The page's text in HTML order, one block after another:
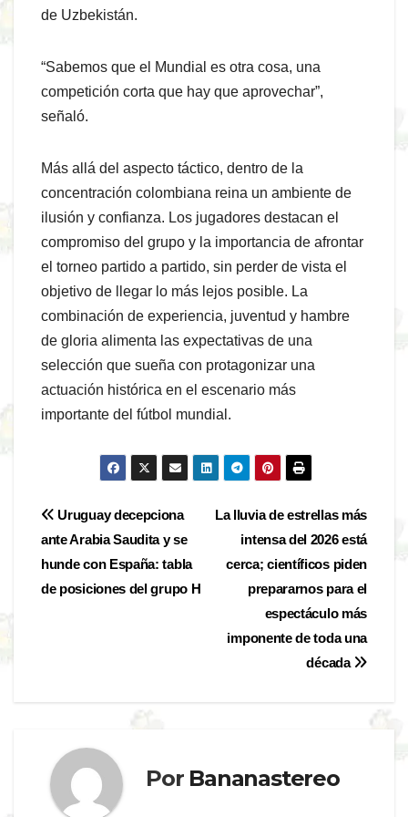
de Uzbekistán.
“Sabemos que el Mundial es otra cosa, una
competición corta que hay que aprovechar”,
señaló.
Más allá del aspecto táctico, dentro de la
concentración colombiana reina un ambiente de
ilusión y confianza. Los jugadores destacan el
compromiso del grupo y la importancia de afrontar
el torneo partido a partido, sin perder de vista el
objetivo de llegar lo más lejos posible. La
combinación de experiencia, juventud y hambre
de gloria alimenta las expectativas de una
selección que sueña con protagonizar una
actuación histórica en el escenario más
importante del fútbol mundial.
Navegación
de
entradas
La lluvia de estrellas más
intensa del 2026 está
cerca; científicos piden
prepararnos para el
espectáculo más
imponente de toda una
década
Uruguay decepciona
ante Arabia Saudita y se
hunde con España: tabla
de posiciones del grupo H
Por Bananastereo